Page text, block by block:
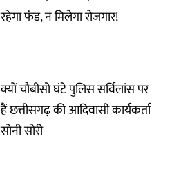
रहेगा फंड, न मिलेगा रोजगार!
क्यों चौबीसो घंटे पुलिस सर्विलांस पर
हैं छत्तीसगढ़ की आदिवासी कार्यकर्ता
सोनी सोरी